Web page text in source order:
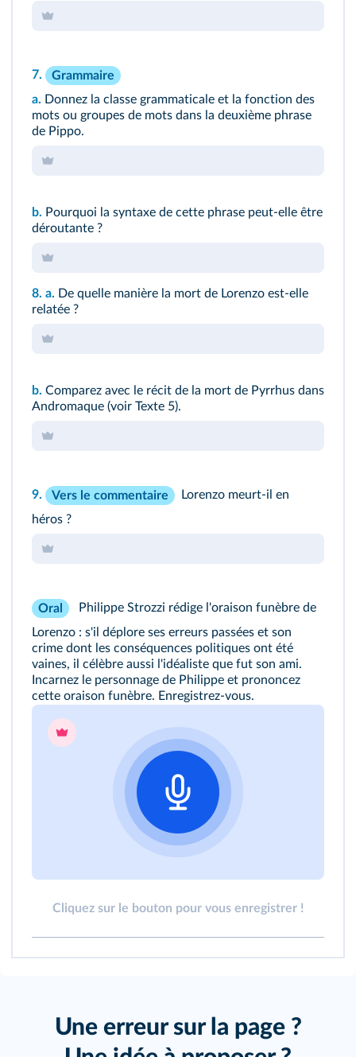
7.
Grammaire
a. Donnez la classe grammaticale et la fonction des
mots ou groupes de mots dans la deuxième phrase
de Pippo.
b. Pourquoi la syntaxe de cette phrase peut-elle être
déroutante ?
8. a. De quelle manière la mort de Lorenzo est-elle
relatée ?
b. Comparez avec le récit de la mort de Pyrrhus dans
Andromaque (voir Texte 5).
9. Vers le commentaire
Lorenzo meurt-il en
héros ?
Oral
Philippe Strozzi rédige l'oraison funèbre de
Lorenzo : s'il déplore ses erreurs passées et son
crime dont les conséquences politiques ont été
vaines, il célèbre aussi l'idéaliste que fut son ami.
Incarnez le personnage de Philippe et prononcez
cette oraison funèbre. Enregistrez-vous.
Cliquez sur le bouton pour vous enregistrer !
Une erreur sur la page ?